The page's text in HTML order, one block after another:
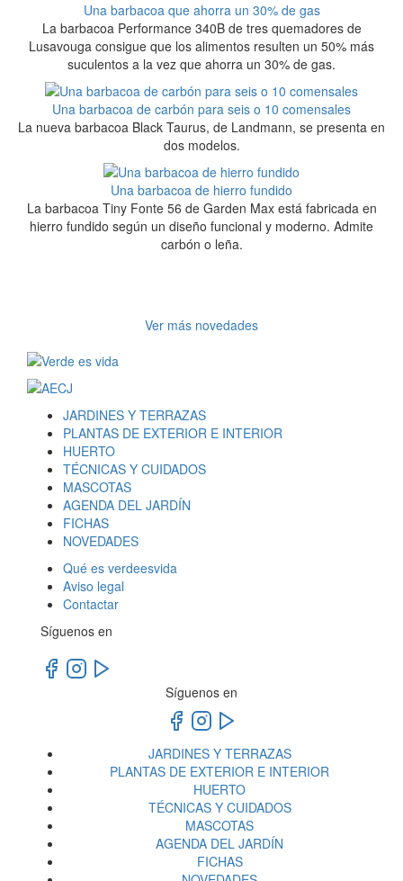
Una barbacoa que ahorra un 30% de gas
La barbacoa Performance 340B de tres quemadores de
Lusavouga consigue que los alimentos resulten un 50% más
suculentos a la vez que ahorra un 30% de gas.
Una barbacoa de carbón para seis o 10 comensales
La nueva barbacoa Black Taurus, de Landmann, se presenta en
dos modelos.
Una barbacoa de hierro fundido
La barbacoa Tiny Fonte 56 de Garden Max está fabricada en
hierro fundido según un diseño funcional y moderno. Admite
carbón o leña.
Ver más novedades
JARDINES Y TERRAZAS
PLANTAS DE EXTERIOR E INTERIOR
HUERTO
TÉCNICAS Y CUIDADOS
MASCOTAS
AGENDA DEL JARDÍN
FICHAS
NOVEDADES
Qué es verdeesvida
Aviso legal
Contactar
Síguenos en
Síguenos en
JARDINES Y TERRAZAS
PLANTAS DE EXTERIOR E INTERIOR
HUERTO
TÉCNICAS Y CUIDADOS
MASCOTAS
AGENDA DEL JARDÍN
FICHAS